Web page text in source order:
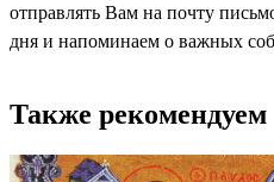
отправлять Вам на почту
дня и напоминаем о важных
Также рекомендуем